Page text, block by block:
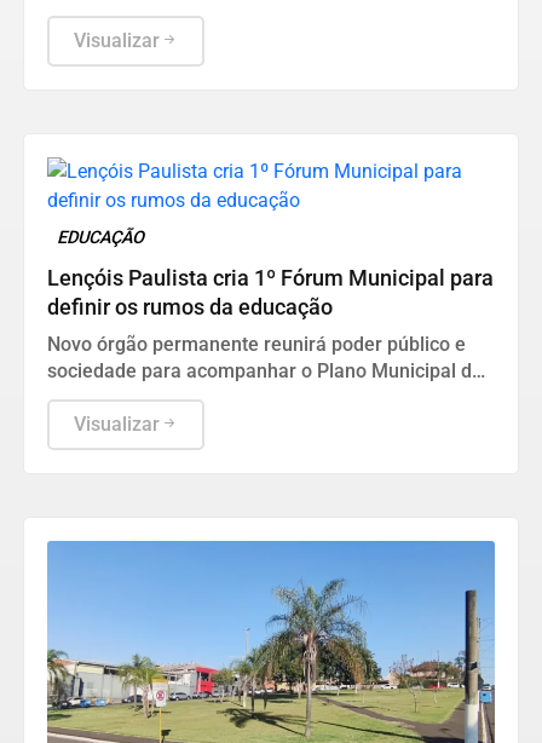
abastecimento de água continua sob
responsabilidade do Departamento
Visualizar
EDUCAÇÃO
Lençóis Paulista cria 1º Fórum Municipal para
definir os rumos da educação
Novo órgão permanente reunirá poder público e
sociedade para acompanhar o Plano Municipal de
Educação e ajudar a construir as metas para os
próximos dez anos
Visualizar